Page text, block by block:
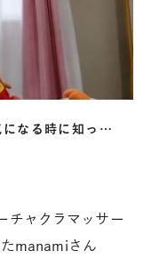
になる時に知っ…
ャクラマッサー
manamiさん